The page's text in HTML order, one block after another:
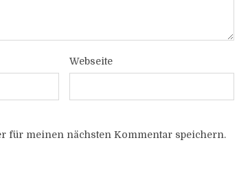
Webseite
für meinen nächsten Kommentar speichern.